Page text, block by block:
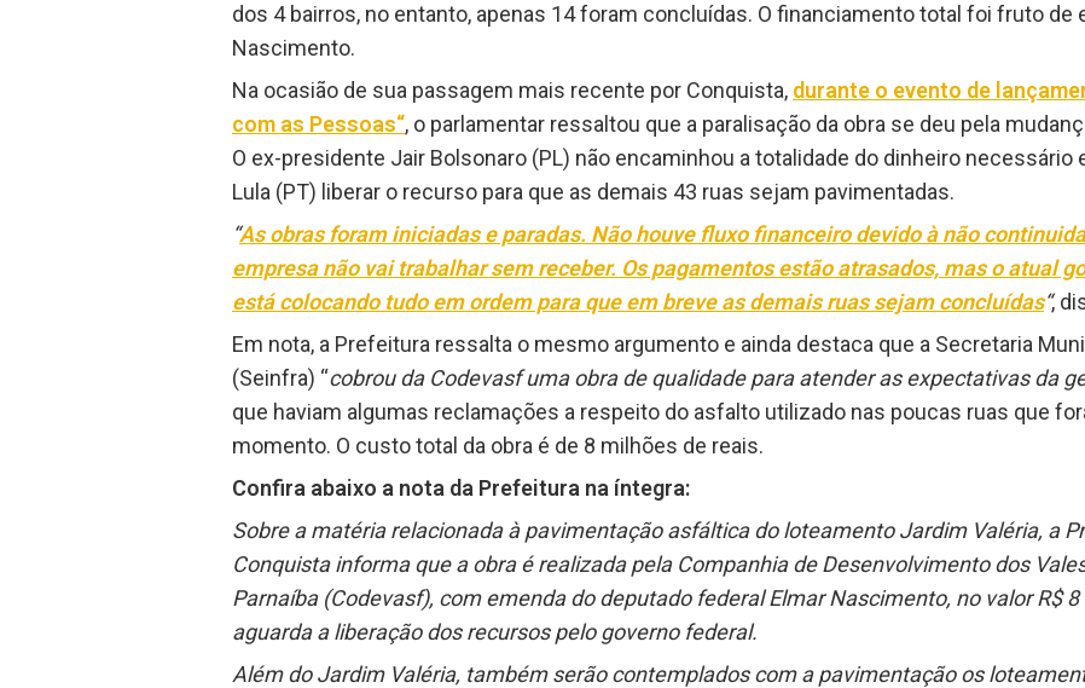
dos 4 bairros, no entanto, apenas 14 foram concluídas. O financiamento total foi fruto de
Nascimento.
Na ocasião de sua passagem mais recente por Conquista, durante o evento de
com as Pessoas“, o parlamentar ressaltou que a paralisação da obra se deu pela
O ex-presidente Jair Bolsonaro (PL) não encaminhou a totalidade do dinheiro necessário
Lula (PT) liberar o recurso para que as demais 43 ruas sejam pavimentadas.
“As obras foram iniciadas e paradas. Não houve fluxo financeiro devido à não
empresa não vai trabalhar sem receber. Os pagamentos estão atrasados, mas o atual
está colocando tudo em ordem para que em breve as demais ruas sejam concluídas“,
Em nota, a Prefeitura ressalta o mesmo argumento e ainda destaca que a Secretaria
(Seinfra) “cobrou da Codevasf uma obra de qualidade para atender as expectativas da
que haviam algumas reclamações a respeito do asfalto utilizado nas poucas ruas que
momento. O custo total da obra é de 8 milhões de reais.
Confira abaixo a nota da Prefeitura na íntegra:
Sobre a matéria relacionada à pavimentação asfáltica do loteamento Jardim Valéria, a
Conquista informa que a obra é realizada pela Companhia de Desenvolvimento dos
Parnaíba (Codevasf), com emenda do deputado federal Elmar Nascimento, no valor R$
aguarda a liberação dos recursos pelo governo federal.
Além do Jardim Valéria, também serão contemplados com a pavimentação os